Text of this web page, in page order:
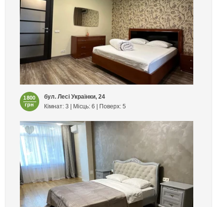
1800
грн
бул. Лесі Українки, 24
Кімнат: 3 | Місць: 6 | Поверх: 5